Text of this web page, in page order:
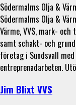
Södermalms Olja &
Södermalms Olja &
Värme, VVS, mark-
samt schakt- och
företag i Sundsvall
entreprenadarbeten.
Jim Blixt VVS